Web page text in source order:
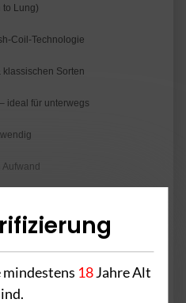
to Lung)
Coil-Technologie
Sorten
ideal für unterwegs
mindestens 18Jahre Alt